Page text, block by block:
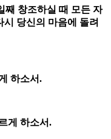
째 창조하실 때 모든 자
당신의 마음에 돌려
하소서.
게 하소서.